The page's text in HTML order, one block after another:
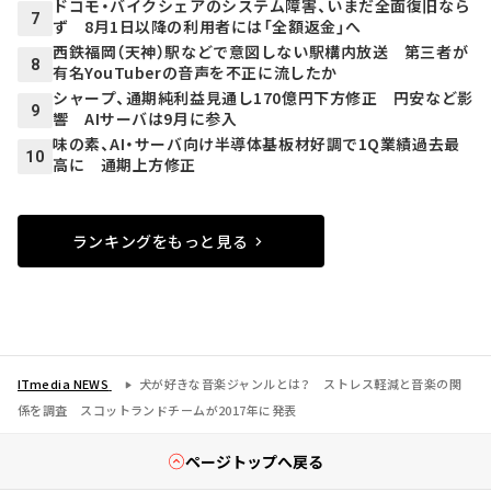
7
ドコモ・バイクシェアのシステム障害、いまだ全面復旧なら
ず 8月1日以降の利用者には「全額返金」へ
8
西鉄福岡（天神）駅などで意図しない駅構内放送 第三者が
有名YouTuberの音声を不正に流したか
9
シャープ、通期純利益見通し170億円下方修正 円安など影
響 AIサーバは9月に参入
10
味の素、AI・サーバ向け半導体基板材好調で1Q業績過去最
高に 通期上方修正
ランキングをもっと見る
ITmedia NEWS
犬が好きな音楽ジャンルとは？ ストレス軽減と音楽の関
係を調査 スコットランドチームが2017年に発表
ページトップへ戻る